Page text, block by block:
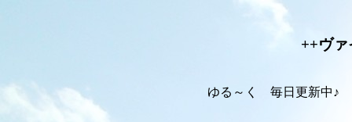
++ヴ
ゆる～く 毎日更新中♪